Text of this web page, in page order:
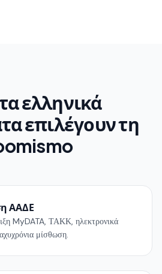
ελληνικά
επιλέγουν τη
ΑΑΔΕ
MyDATA, ΤΑΚΚ, ηλεκτρονικά
μίσθωση.